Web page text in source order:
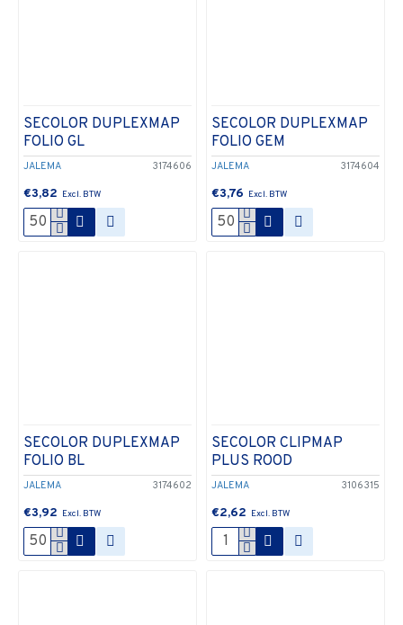
JALEMA 3174606
SECOLOR DUPLEXMAP
FOLIO GL
€3,82
JALEMA 3174604
SECOLOR DUPLEXMAP
FOLIO GEM
€3,76
JALEMA 3174602
SECOLOR DUPLEXMAP
FOLIO BL
€3,92
JALEMA 3106315
SECOLOR CLIPMAP
PLUS ROOD
€2,62